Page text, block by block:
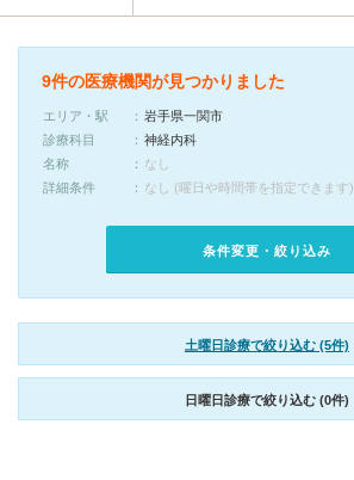
9件の医療機関が見つかりました
エリア・駅
岩手県一関市
診療科目
神経内科
名称
なし
詳細条件
なし (曜日や時間帯を指定できます)
条件変更・絞り込み
土曜日診療で絞り込む (5件)
日曜日診療で絞り込む (0件)